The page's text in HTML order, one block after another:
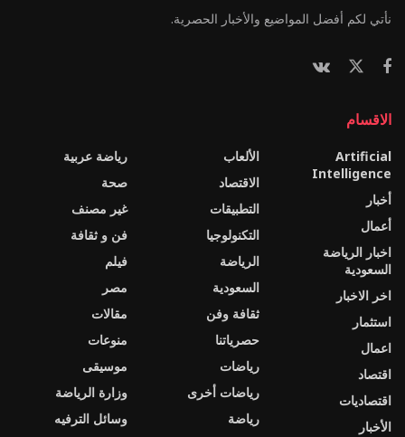
نأتي لكم أفضل المواضيع والأخبار الحصرية.
الاقسام
Artificial
Intelligence
أخبار
أعمال
اخبار الرياضة
السعودية
اخر الاخبار
استثمار
اعمال
اقتصاد
اقتصاديات
الأخبار
الألعاب
الاقتصاد
التطبيقات
التكنولوجيا
الرياضة
السعودية
ثقافة وفن
حصرياتنا
رياضات
رياضات أخرى
رياضة
رياضة عربية
صحة
غير مصنف
فن و ثقافة
فيلم
مصر
مقالات
منوعات
موسيقى
وزارة الرياضة
وسائل الترفيه